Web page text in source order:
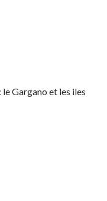
Gargano et les iles